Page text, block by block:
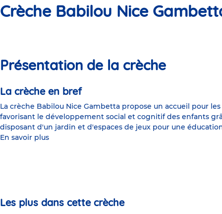
Crèche Babilou Nice
Présentation de la crèche
La crèche en bref
La crèche Babilou Nice Gambetta propose un accueil pour
favorisant le développement social et cognitif des enfants
disposant d'un jardin et d'espaces de jeux pour une
En savoir plus
Les plus dans cette crèche